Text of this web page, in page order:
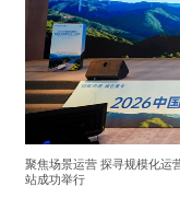
聚焦场景运营 探寻规模化运
站成功举行